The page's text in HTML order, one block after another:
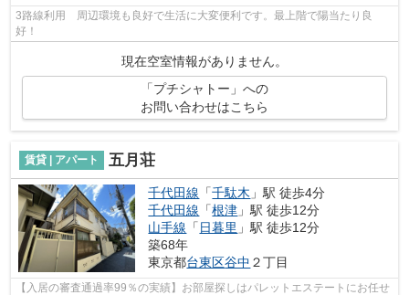
3路線利用 周辺環境も良好で生活に大変便利です。最上階で陽当たり良
好！
現在空室情報がありません。
「プチシャトー」への
お問い合わせはこちら
賃貸 | アパート 五月荘
千代田線 「千駄木 」駅 徒歩4分
千代田線 「根津 」駅 徒歩12分
山手線 「 日暮里 」駅 徒歩12分
築68年
東京都台東区谷中 ２丁目
【入居の審査通過率99％の実績】お部屋探しはパレットエステートにお任せ